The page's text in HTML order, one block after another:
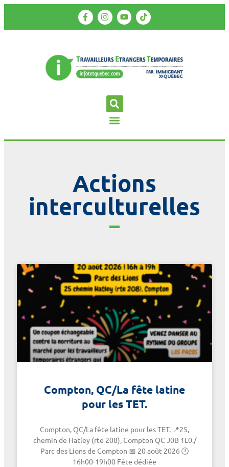
Actions
interculturelles
Compton, QC/La fête latine
pour les TET.
Compton, QC/La fête latine pour les TET. 📍25,
chemin de Hatley (rte 208), Compton QC J0B 1L0./
Parc des Lions de Compton 📅 20 août 2026 🕐
16h00-19h00 Fête dédiée